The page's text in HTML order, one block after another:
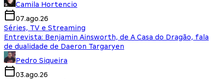
Camila Hortencio
07.ago.26
Séries, TV e Streaming
Entrevista: Benjamin Ainsworth, de A Casa do Dragão, fala
de dualidade de Daeron Targaryen
Pedro Siqueira
03.ago.26